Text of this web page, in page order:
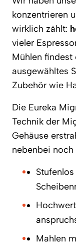
konzentrieren
wirklich zählt:
vieler
Mühlen findest
ausgewähltes
Zubehör wie
Die Eureka
Technik der
Gehäuse
nebenbei
Mahlen